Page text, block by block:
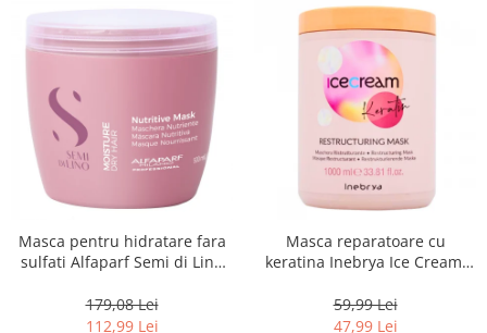
Masca pentru hidratare fara
sulfati Alfaparf Semi di Lino
ml
179,08 Lei
112,99 Lei
Masca reparatoare cu
keratina Inebrya Ice Cream,
59,99 Lei
47,99 Lei